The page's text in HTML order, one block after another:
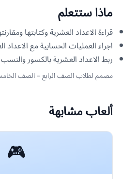
ماذا ستتعلم
قراءة الاعداد العشرية وكتابتها
اجراء العمليات الحسابية مع الاعداد
ربط الاعداد العشرية بالكسور والنسب
مصمم لطلاب الصف الرابع – الصف
ألعاب مشابهة
🎮